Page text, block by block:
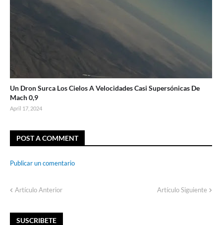
Un Dron Surca Los Cielos A Velocidades Casi Supersónicas De
Mach 0,9
April 17, 2024
POST A COMMENT
Publicar un comentario
Artículo Anterior Artículo Siguiente
SUSCRIBETE